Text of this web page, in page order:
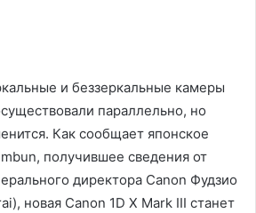
и беззеркальные камеры
параллельно, но
Как сообщает японское
получившее сведения от
директора Canon Фудзио
новая Canon 1D X Mark III станет